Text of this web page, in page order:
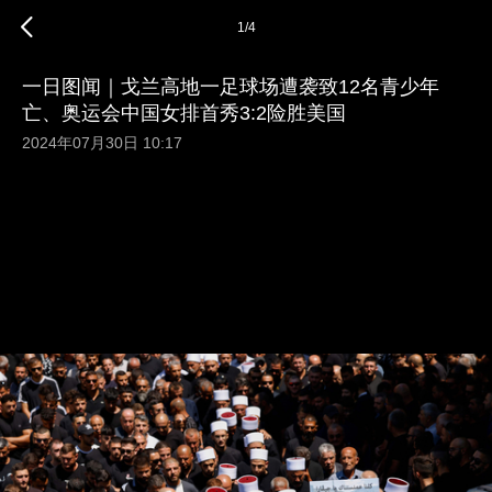
1/4
一日图闻｜戈兰高地一足球场遭袭致12名青少年
亡、奥运会中国女排首秀3:2险胜美国
2024年07月30日 10:17